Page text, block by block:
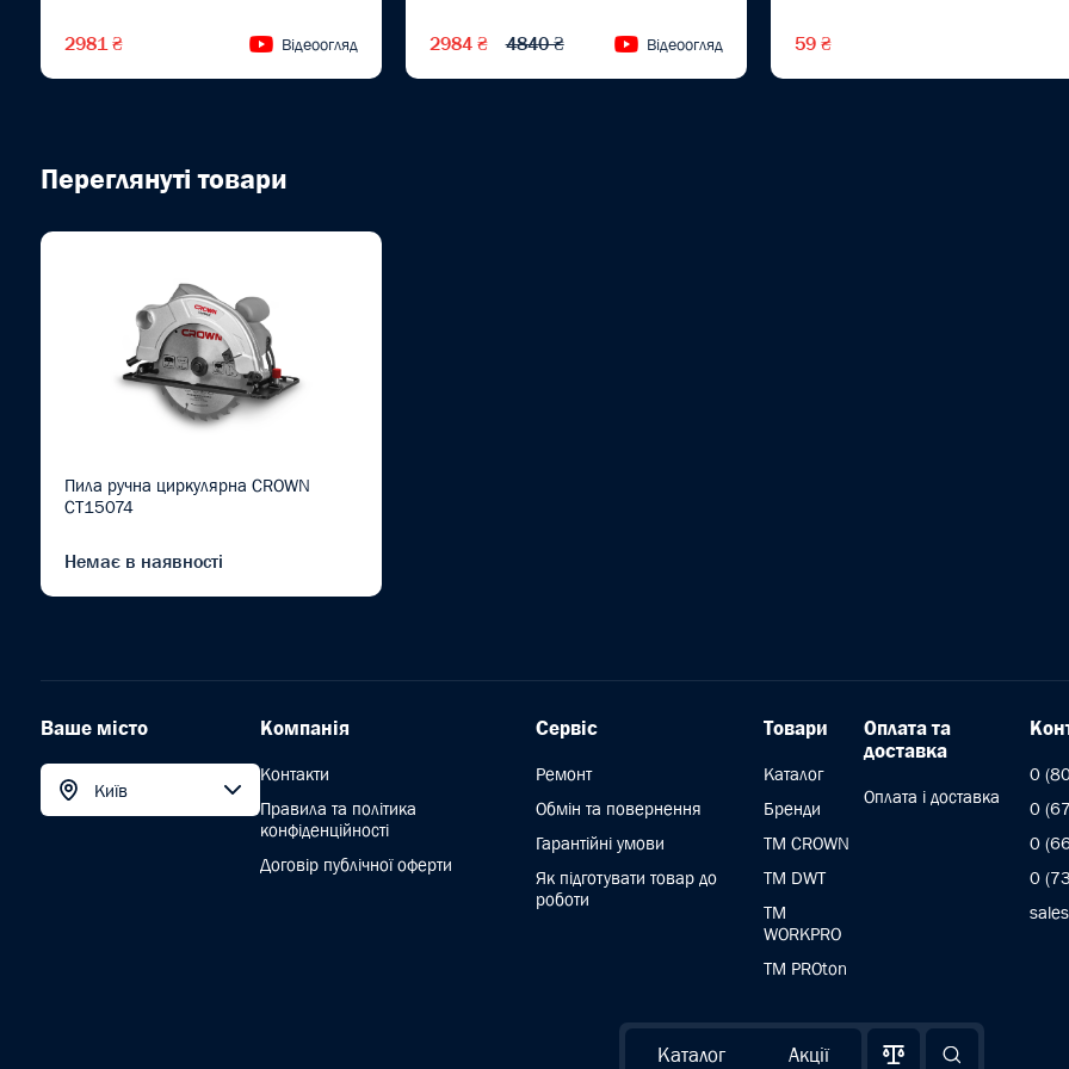
Каталог Акції
2981 ₴ Відеоогляд 2984 ₴ 4840 ₴ Відеоогляд 59 ₴
Переглянуті товари
Пила ручна циркулярна CROWN
CT15074
Немає в наявності
Ваше місто
Київ
Компанія
Контакти
Правила та політика
конфіденційності
Договір публічної оферти
Сервіс
Ремонт
Обмін та повернення
Гарантійні умови
Як підготувати товар до
роботи
Товари
Каталог
Бренди
ТМ CROWN
TM DWT
ТМ
WORKPRO
TM PROton
Оплата та
доставка
Оплата і доставка
0
0
0
0